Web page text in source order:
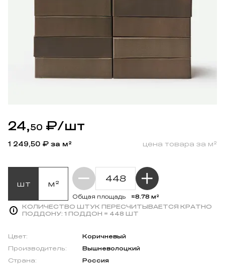
24,50 ₽/шт
1 249,50 ₽ за м² цена товара за м²
шт м²
Общая площадь
≈8.78 м²
КОЛИЧЕСТВО ШТУК ПЕРЕСЧИТЫВАЕТСЯ КРАТНО
ПОДДОНУ: 1 ПОДДОН = 448 ШТ
Цвет:
Коричневый
Производитель:
Вышневолоцкий
Страна:
Россия